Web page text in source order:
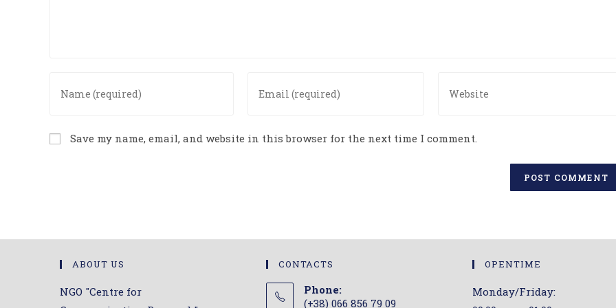
your
or
your
address
your
Save my name, email, and website in this browser for the next time I comment.
ABOUT US
NGO "Centre for
CONTACTS
Phone:
(+38) 066 856 79 09
OPENTIME
Monday/Friday: